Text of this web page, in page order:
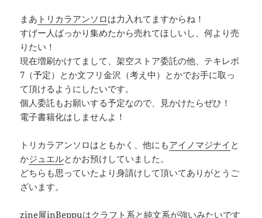
まあ トリカラアンソロは力入れてますからね！
すげー人ばっかり集めたから売れてほしいし、何より売
りたい！
現在増刷かけてまして、架空ストア委託の他、テキレボ
7（予定）とか文フリ金沢（考え中）とかでお手に取っ
て頂けるようにしたいです。
個人委託もお願いする予定なので、見かけたらぜひ！
電子書籍化はしませんよ！
トリカラアンソロはともかく、他にもアイノマジナイ と
かジュエルとかお預けしていました。
どちらも思っていたより身請けして頂いてありがとうご
ざいます。
zine展inBeppuはクラフト系と純文系が強いみたいです